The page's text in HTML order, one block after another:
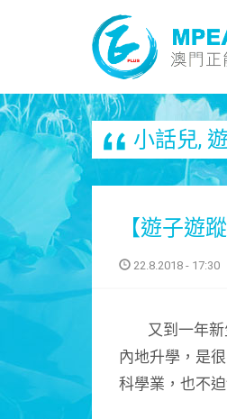
小話兒,
【遊子遊
22.8.2018 - 17:30
又到一年新
內地升學，是
科學業，也不